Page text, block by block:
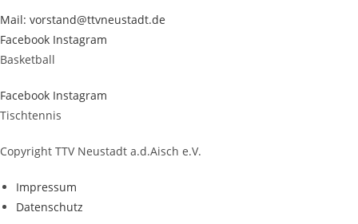
Mail: vorstand@ttvneustadt.de
Facebook Instagram
Basketball
Facebook Instagram
Tischtennis
Copyright TTV Neustadt a.d.Aisch e.V.
Impres­sum
Daten­schutz